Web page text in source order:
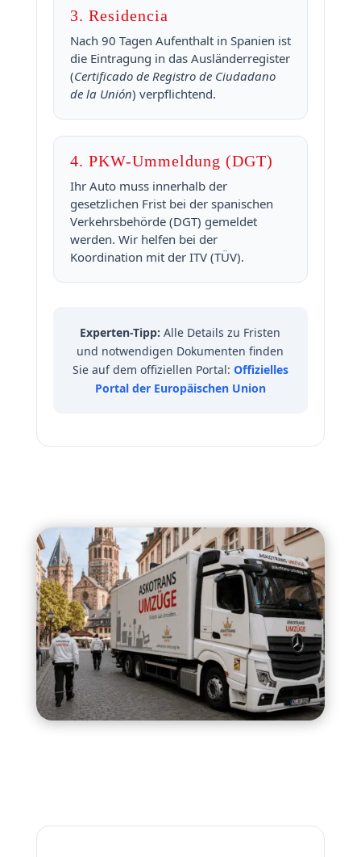
3. Residencia
Nach 90 Tagen Aufenthalt in Spanien ist
die Eintragung in das Ausländerregister
(Certificado de Registro de Ciudadano
de la Unión) verpflichtend.
4. PKW-Ummeldung (DGT)
Ihr Auto muss innerhalb der
gesetzlichen Frist bei der spanischen
Verkehrsbehörde (DGT) gemeldet
werden. Wir helfen bei der
Koordination mit der ITV (TÜV).
Experten-Tipp: Alle Details zu Fristen
und notwendigen Dokumenten finden
Sie auf dem offiziellen Portal: Offizielles
Portal der Europäischen Union